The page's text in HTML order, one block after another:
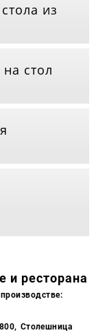
из
стол
и ресторана
Столешница